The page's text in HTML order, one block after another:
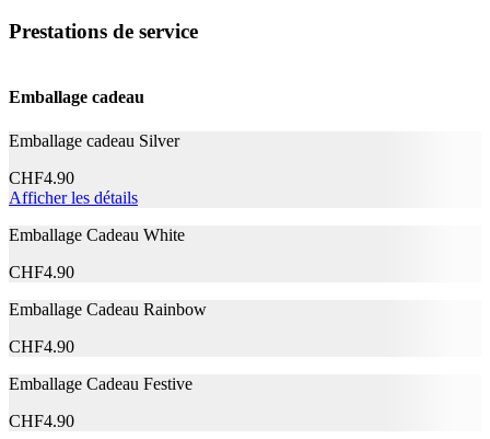
Application
CETEARYL ALCOHOL STEARAMIDOPROPYL
CETYL ESTERS HELIANTHUS ANNUUS SEED
CAMELLIA OLEIFERA SEED OIL CAPRYLYL
LIMONENE TETRAMETHYL
Prestations de service
Emballage cadeau
Emballage cadeau Silver
CHF4.90
Afficher les détails
Emballage Cadeau White
CHF4.90
Emballage Cadeau Rainbow
CHF4.90
Emballage Cadeau Festive
CHF4.90